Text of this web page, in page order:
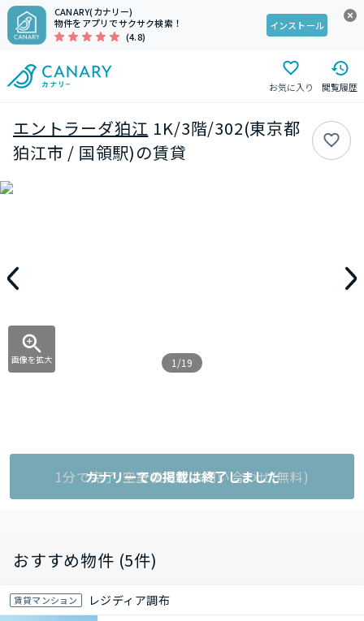
CANARY(カナリー)
物件をアプリでサクサク検索！
(4.8)
インストール
お気に入り 閲覧履歴
エントラーダ狛江 1K/3階/302(東京都
狛江市 / 国領駅)の賃貸
画像を拡大 1/19
1分で完了!空室状況をお問い合わせ(無料)
カナリーでの掲載は終了しました
おすすめ物件 (5件)
賃貸マンション レジディア調布